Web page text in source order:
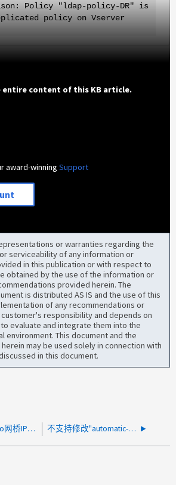
Policy "ldap-policy-DR" is
policy on Vserver
entire content of this KB article.
award-winningSupport
or warranties regarding the
serviceability of any information or
in this publication or with respect to
obtained by the use of the information or
provided herein. The
is distributed AS IS and the use of this
of any recommendations or
responsibility and depends on
evaluate and integrate them into the
environment. This document and the
may be used solely in connection with
in this document.
从集群修改ATto网桥IP地址失败 不支持修改"automatic-switchover-onfailure"选项，因为介体磁盘未正确连接到两个节点